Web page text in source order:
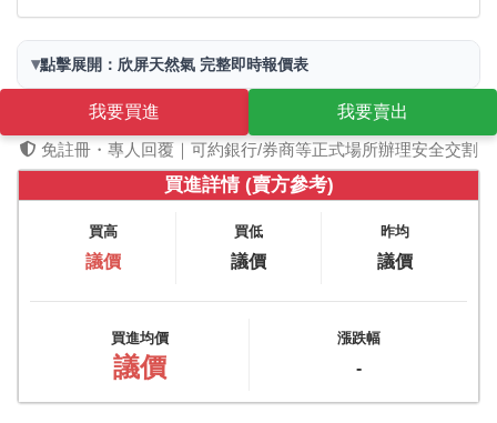
▾點擊展開：欣屏天然氣 完整即時報價表
我要買進
我要賣出
免註冊・專人回覆｜可約銀行/券商等正式場所辦理安全交割
買進詳情 (賣方參考)
買高
議價
買低
議價
昨均
議價
買進均價
議價
漲跌幅
-